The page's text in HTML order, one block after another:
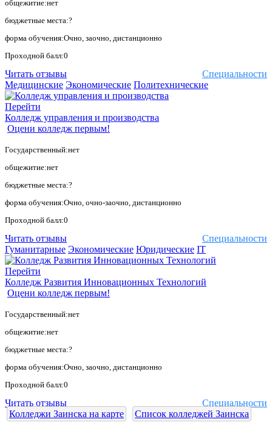
общежитие:нет
бюджетные места:?
форма обучения:Очно, заочно, дистанционно
Проходной балл:0
Специальности
Читать отзывы
Медицинские Экономические Политехнические
Перейти
Колледж управления и производства
Оцени колледж первым!
Государственный:нет
общежитие:нет
бюджетные места:?
форма обучения:Очно, очно-заочно, дистанционно
Проходной балл:0
Специальности
Читать отзывы
Гуманитарные Экономические Юридические IT
Перейти
Колледж Развития Инновационных Технологий
Оцени колледж первым!
Государственный:нет
общежитие:нет
бюджетные места:?
форма обучения:Очно, заочно, дистанционно
Проходной балл:0
Специальности
Читать отзывы
Колледжи Заинска на карте
Список колледжей Заинска